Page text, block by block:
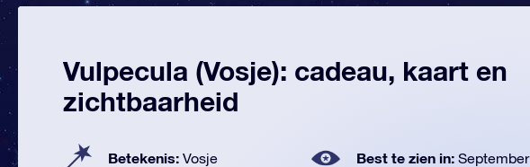
Vulpecula (Vosje): cadeau, kaart en
zichtbaarheid
Betekenis: Vosje Best te zien in: September